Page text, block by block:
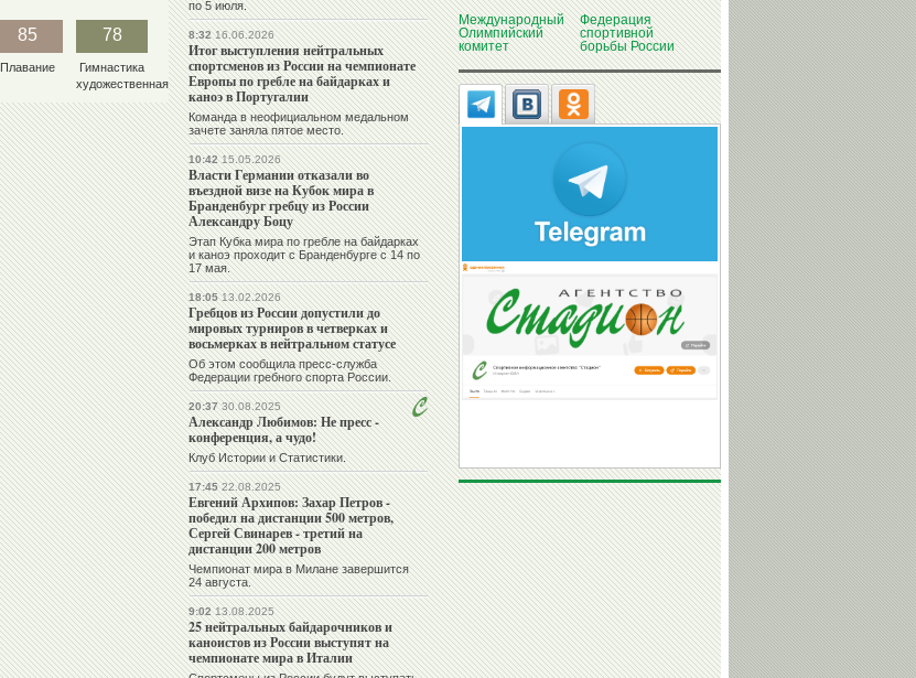
85
Плавание
78
Гимнастика
художественная
по 5 июля.
8:3216.06.2026
Итог выступления нейтральных
спортсменов из России на чемпионате
Европы по гребле на байдарках и
каноэ в Португалии
Команда в неофициальном медальном
зачете заняла пятое место.
10:4215.05.2026
Власти Германии отказали во
въездной визе на Кубок мира в
Бранденбург гребцу из России
Александру Боцу
Этап Кубка мира по гребле на байдарках
и каноэ проходит с Бранденбурге с 14 по
17 мая.
18:0513.02.2026
Гребцов из России допустили до
мировых турниров в четверках и
восьмерках в нейтральном статусе
Об этом сообщила пресс-служба
Федерации гребного спорта России.
20:3730.08.2025
Александр Любимов: Не пресс -
конференция, а чудо!
Клуб Истории и Статистики.
17:4522.08.2025
Евгений Архипов: Захар Петров -
победил на дистанции 500 метров,
Сергей Свинарев - третий на
дистанции 200 метров
Чемпионат мира в Милане завершится
24 августа.
9:0213.08.2025
25 нейтральных байдарочников и
каноистов из России выступят на
чемпионате мира в Италии
Международный
Олимпийский
комитет
Федерация
спортивной
борьбы России